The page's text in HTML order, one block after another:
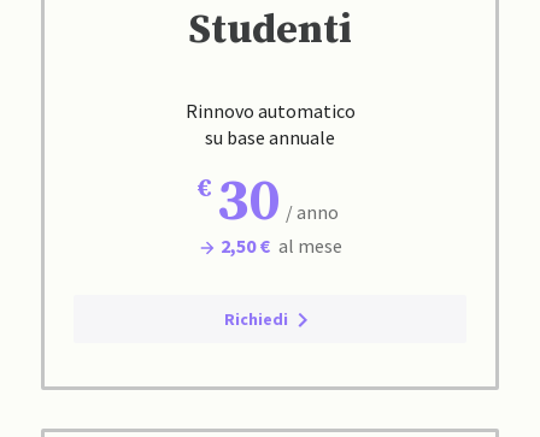
Studenti
Rinnovo automatico
su base annuale
30 / anno
2,50 € al mese
Richiedi